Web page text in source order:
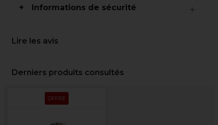
Informations de sécurité
Lire les avis
Derniers produits consultés
OFFRE